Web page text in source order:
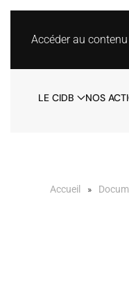
Accéder au
LE CIDB NOS
Accueil